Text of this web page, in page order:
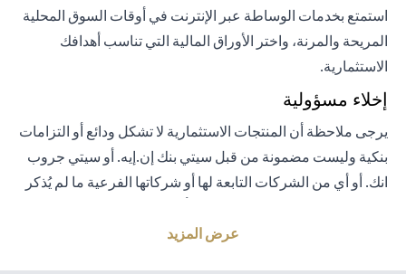
استمتع بخدمات الوساطة عبر الإنترنت في أوقات السوق المحلية
المريحة والمرنة، واختر الأوراق المالية التي تناسب أهدافك
الاستثمارية.
إخلاء مسؤولية
يرجى ملاحظة أن المنتجات الاستثمارية لا تشكل ودائع أو التزامات
بنكية وليست مضمونة من قبل سيتي بنك إن.إيه. أو سيتي جروب
انك. أو أي من الشركات التابعة لها أو شركاتها الفرعية ما لم يُذكر
من قبل الحكومة أو الجهات الحكومية. تخضع منتجات الاستثمار
عرض المزيد